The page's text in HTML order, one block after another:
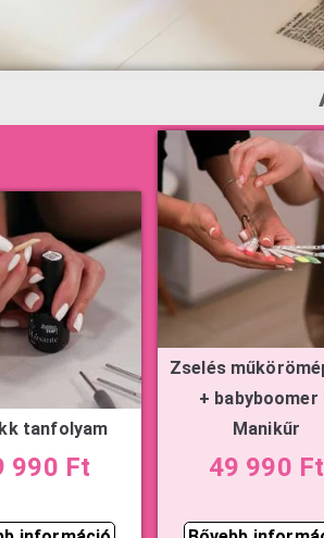
tanfolyam
990 Ft
Zselés
+ babyboomer
Manikűr
49 990 Ft